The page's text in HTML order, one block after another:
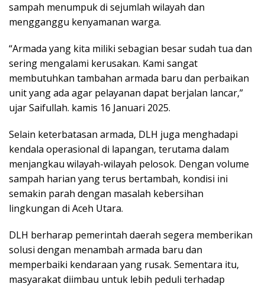
sampah menumpuk di sejumlah wilayah dan
mengganggu kenyamanan warga.
“Armada yang kita miliki sebagian besar sudah tua dan
sering mengalami kerusakan. Kami sangat
membutuhkan tambahan armada baru dan perbaikan
unit yang ada agar pelayanan dapat berjalan lancar,”
ujar Saifullah. kamis 16 Januari 2025.
Selain keterbatasan armada, DLH juga menghadapi
kendala operasional di lapangan, terutama dalam
menjangkau wilayah-wilayah pelosok. Dengan volume
sampah harian yang terus bertambah, kondisi ini
semakin parah dengan masalah kebersihan
lingkungan di Aceh Utara.
DLH berharap pemerintah daerah segera memberikan
solusi dengan menambah armada baru dan
memperbaiki kendaraan yang rusak. Sementara itu,
masyarakat diimbau untuk lebih peduli terhadap